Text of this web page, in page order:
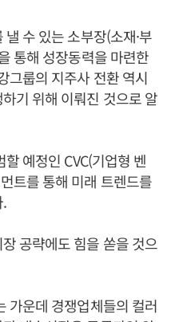
수 있는 소부장(소재·부
통해 성장동력을 마련한
그룹의 지주사 전환 역시
기 위해 이뤄진 것으로 알
예정인 CVC(기업형 벤
트를 통해 미래 트렌드를
공략에도 힘을 쏟을 것으
가운데 경쟁업체들의 컬러